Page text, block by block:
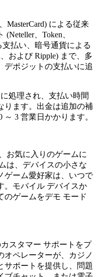
MasterCard) による従来
、Token、
支払い、暗号通貨による
および Ripple) まで、多
デポジットの支払いに追
処理され、支払い時間
ります。出金は追加の補
3 営業日かかります。
お気に入りのゲームに
は、デバイスの小さな
ゲーム愛好家は、いつで
。モバイル デバイスか
のゲームをデモ モード
カスタマー サポートをプ
オペレーターが、カジノ
サポートを提供し、問題